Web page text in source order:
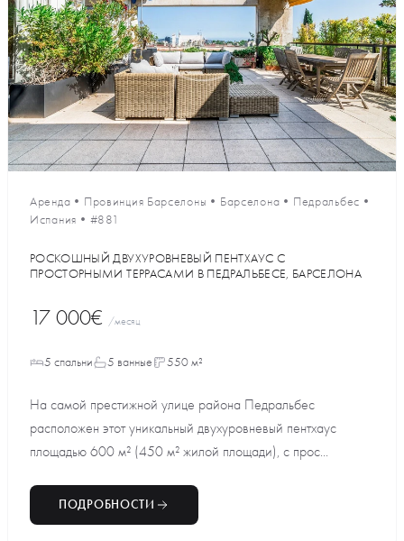
Аренда • Провинция Барселоны • Барселона • Педральбес •
Испания • #881
РОСКОШНЫЙ ДВУХУРОВНЕВЫЙ ПЕНТХАУС С
ПРОСТОРНЫМИ ТЕРРАСАМИ В ПЕДРАЛЬБЕСЕ, БАРСЕЛОНА
17 000€ /месяц
5 спальни 5 ванные 550 м²
На самой престижной улице района Педральбес
расположен этот уникальный двухуровневый пентхаус
площадью 600 м² (450 м² жилой площади), с прос...
ПОДРОБНОСТИ